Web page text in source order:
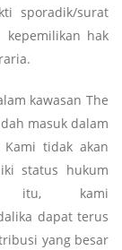
sporadik/surat
hak
kawasan The
masuk dalam
Kami tidak akan
status hukum
itu, kami
dapat terus
yang besar